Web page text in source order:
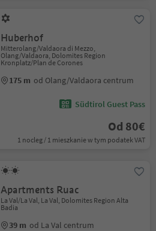
Huberhof
Mitterolang/Valdaora di Mezzo,
Olang/Valdaora, Dolomites Region
Kronplatz/Plan de Corones
175 m od Olang/Valdaora centrum
Südtirol Guest Pass
Od 80€
1 nocleg / 1 mieszkanie w tym podatek VAT
Apartments Ruac
La Val/La Val, La Val, Dolomites Region Alta
Badia
39 m od La Val centrum